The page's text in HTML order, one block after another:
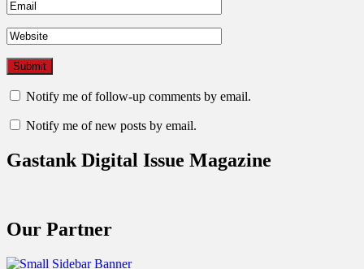
Notify me of follow-up comments by email.
Notify me of new posts by email.
Gastank Digital Issue Magazine
Our Partner